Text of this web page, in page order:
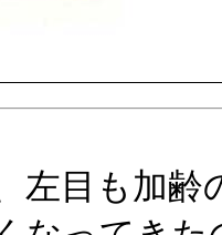
左目も加齢